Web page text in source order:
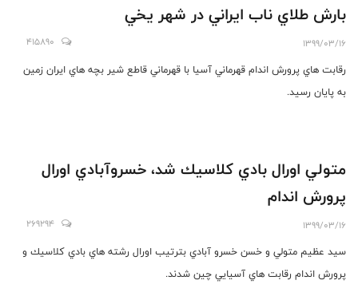
بارش طلاي ناب ايراني در شهر يخي
1399/03/16
415890
رقابت هاي پرورش اندام قهرماني آسيا با قهرماني قاطع شير بچه هاي ايران زمين
به پايان رسيد.
متولي اورال بادي كلاسيك شد، خسروآبادي اورال
پرورش اندام
1399/03/16
269294
سيد عظيم متولي و خسن خسرو آبادي بترتيب اورال رشته هاي بادي كلاسيك و
پرورش اندام رقابت هاي آسيايي چين شدند.